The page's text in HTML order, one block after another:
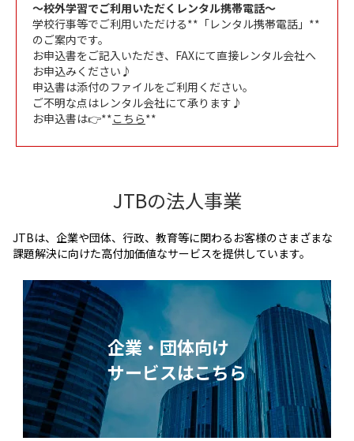
～校外学習でご利用いただくレンタル携帯電話～
学校行事等でご利用いただける** 「レンタル携帯電話」 **
のご案内です。
お申込書をご記入いただき、FAXにて直接レンタル会社へ
お申込みください♪
申込書は添付のファイルをご利用ください。
ご不明な点はレンタル会社にて承ります♪
お申込書は👉**こちら**
JTBの法人事業
JTBは、企業や団体、行政、教育等に関わるお客様のさまざまな
課題解決に向けた高付加価値なサービスを提供しています。
企業・団体向け
サービスはこちら